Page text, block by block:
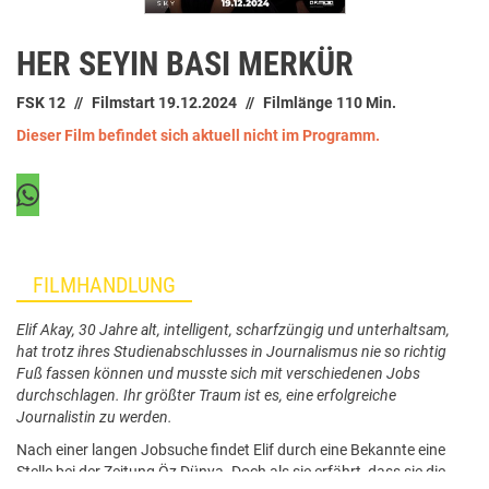
HER SEYIN BASI MERKÜR
FSK 12 Filmstart 19.12.2024
Filmlänge 110 Min.
Dieser Film befindet sich aktuell nicht im Programm.
FILMHANDLUNG
Elif Akay, 30 Jahre alt, intelligent, scharfzüngig und unterhaltsam,
hat trotz ihres Studienabschlusses in Journalismus nie so richtig
Fuß fassen können und musste sich mit verschiedenen Jobs
durchschlagen. Ihr größter Traum ist es, eine erfolgreiche
Journalistin zu werden.
Nach einer langen Jobsuche findet Elif durch eine Bekannte eine
Stelle bei der Zeitung Öz Dünya. Doch als sie erfährt, dass sie die